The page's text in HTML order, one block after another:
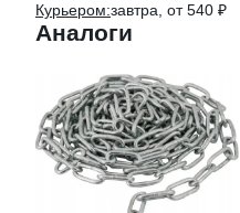
Курьером:завтра, от 540 ₽
Аналоги